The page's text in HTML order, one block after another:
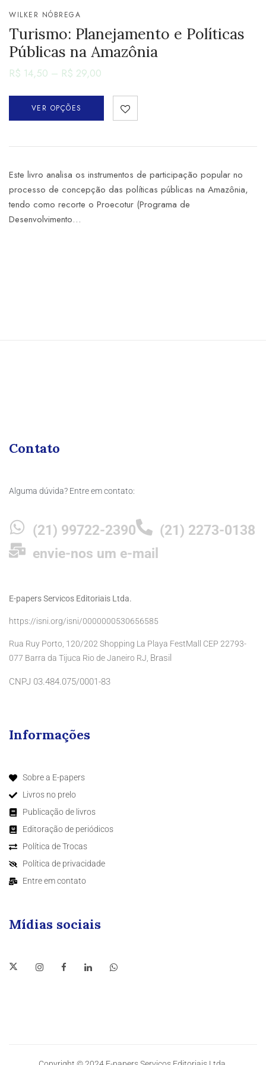
WILKER NÓBREGA
Turismo: Planejamento e Políticas
Públicas na Amazônia
R$ 14,50 – R$ 29,00
VER OPÇÕES
Este livro analisa os instrumentos de participação popular no
processo de concepção das políticas públicas na Amazônia,
tendo como recorte o Proecotur (Programa de
Desenvolvimento…
Contato
Alguma dúvida? Entre em contato:
(21) 99722-2390
(21) 2273-0138
envie-nos um e-mail
E-papers Servicos Editoriais Ltda.
https://isni.org/isni/0000000530656585
Rua Ruy Porto, 120/202 Shopping La Playa FestMall CEP 22793-
077 Barra da Tijuca Rio de Janeiro RJ, Brasil
CNPJ 03.484.075/0001-83
Informações
Sobre a E-papers
Livros no prelo
Publicação de livros
Editoração de periódicos
Política de Trocas
Política de privacidade
Entre em contato
Mídias sociais